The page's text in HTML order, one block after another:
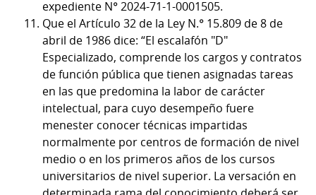
expediente N° 2024-71-1-0001505.
Que el Artículo 32 de la Ley N.° 15.809 de 8 de
abril de 1986 dice: “El escalafón "D"
Especializado, comprende los cargos y contratos
de función pública que tienen asignadas tareas
en las que predomina la labor de carácter
intelectual, para cuyo desempeño fuere
menester conocer técnicas impartidas
normalmente por centros de formación de nivel
medio o en los primeros años de los cursos
universitarios de nivel superior. La versación en